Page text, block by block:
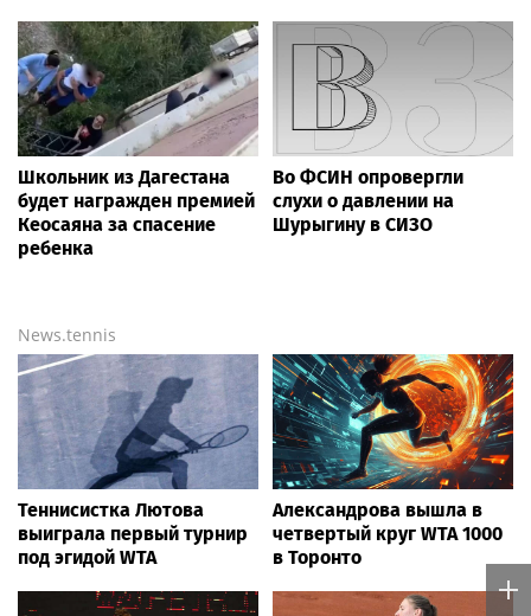
Школьник из Дагестана
будет награжден премией
Кеосаяна за спасение
ребенка
Во ФСИН опровергли
слухи о давлении на
Шурыгину в СИЗО
News.tennis
Теннисистка Лютова
выиграла первый турнир
под эгидой WTA
Александрова вышла в
четвертый круг WTA 1000
в Торонто